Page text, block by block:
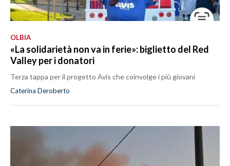
OLBIA
«La solidarietà non va in ferie»: biglietto del Red
Valley per i donatori
Terza tappa per il progetto Avis che coinvolge i più giovani
Caterina Deroberto